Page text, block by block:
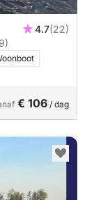
4.7(22)
€ 106 / dag